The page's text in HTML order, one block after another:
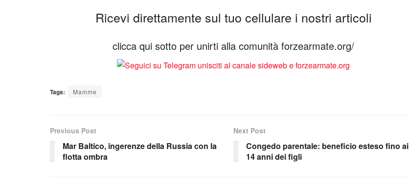
Ricevi direttamente sul tuo cellulare i nostri articoli
clicca qui sotto per unirti alla comunità forzearmate.org/
Tags: Mamme
Previous Post
Mar Baltico, ingerenze della Russia con la
flotta ombra
Next Post
Congedo parentale: beneficio esteso fino ai
14 anni dei figli